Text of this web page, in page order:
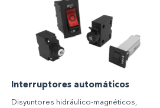
Interruptores automáticos
Disyuntores hidráulico-magnéticos,